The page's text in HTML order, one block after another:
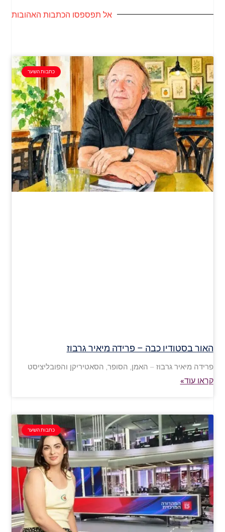
אל תפספסו הכתבות האהובות
כתבות השער
האור בסטודיו כבה – פרידה מיאיר גרבוז
פרידה מיאיר גרבוז – האמן, הסופר, הסאטיריקן והפובליציסט
קראו עוד»
כתבות השער